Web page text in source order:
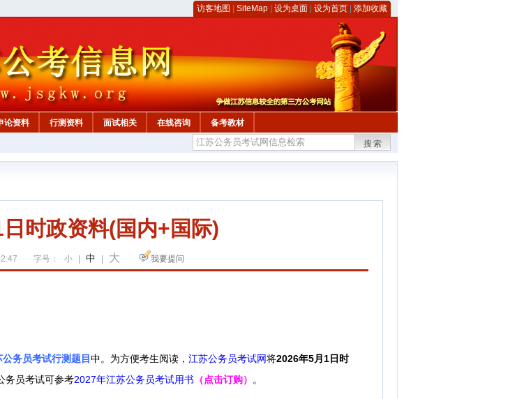
访客地图 SiteMap 设为桌面 设为首页 添加收藏
论资料 行测资料 面试相关 在线咨询
备考教材
搜索
时政资料(国内+国际)
字号： 小 中 大 我要提问
公务员考试行测题目中。 为方便考生阅读， 江苏公务员考试网将2026年5月1日时
务员考试可参考2027年江苏公务员考试用书 （点击订购） 。